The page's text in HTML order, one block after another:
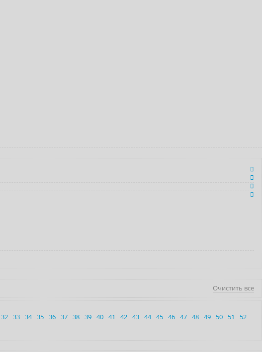
Очистить все
32 33 34 35 36 37 38 39 40 41 42 43 44 45 46 47 48 49 50 51
52